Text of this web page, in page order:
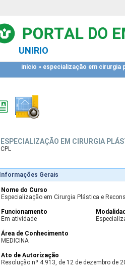
UNIRIO
início » especialização em
ESPECIALIZAÇÃO EM CIRURGIA
CPL
Informações Gerais
Nome do Curso
Especialização em Cirurgia Plástica e
Funcionamento
Em atividade
Área de Conhecimento
MEDICINA
Ato de Autorização
Resolução nº 4.913, de 12 de dezembro de